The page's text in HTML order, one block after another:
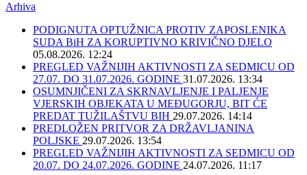
Arhiva
PODIGNUTA OPTUŽNICA PROTIV ZAPOSLENIKA
SUDA BiH ZA KORUPTIVNO KRIVIČNO DJELO
05.08.2026. 12:24
PREGLED VAŽNIJIH AKTIVNOSTI ZA SEDMICU OD
27.07. DO 31.07.2026. GODINE 31.07.2026. 13:34
OSUMNJIČENI ZA SKRNAVLJENJE I PALJENJE
VJERSKIH OBJEKATA U MEĐUGORJU, BIT ĆE
PREDAT TUŽILAŠTVU BIH 29.07.2026. 14:14
PREDLOŽEN PRITVOR ZA DRŽAVLJANINA
POLJSKE 29.07.2026. 13:54
PREGLED VAŽNIJIH AKTIVNOSTI ZA SEDMICU OD
20.07. DO 24.07.2026. GODINE 24.07.2026. 11:17